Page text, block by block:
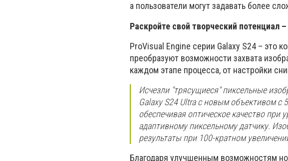
а пользователи могут задавать более
Раскройте свой творческий потенциал
ProVisual Engine серии Galaxy S24 – это
преобразуют возможности захвата
каждом этапе процесса, от настройки
Исчезли "трясущиеся" пиксельные
Galaxy S24 Ultra с новым объективом с
обеспечивая оптическое качество при
адаптивному пиксельному датчику.
результаты при 100-кратном
Благодаря улучшенным возможностям